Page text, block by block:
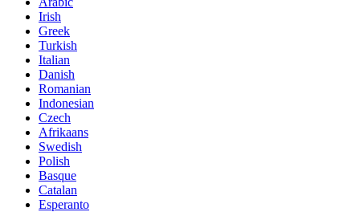
Irish
Greek
Turkish
Italian
Danish
Romanian
Indonesian
Czech
Afrikaans
Swedish
Polish
Basque
Catalan
Esperanto